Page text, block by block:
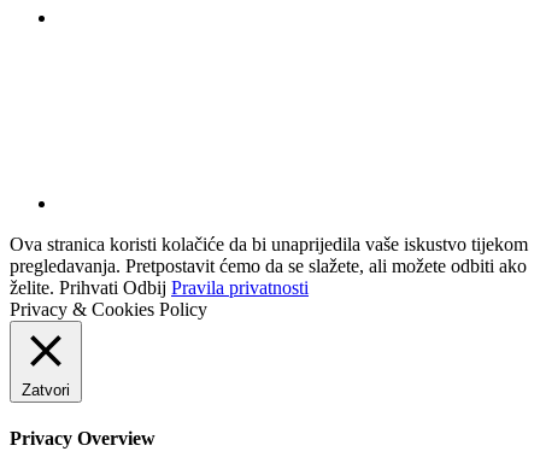
Ova stranica koristi kolačiće da bi unaprijedila vaše iskustvo tijekom
pregledavanja. Pretpostavit ćemo da se slažete, ali možete odbiti ako
želite. Prihvati Odbij Pravila privatnosti
Privacy & Cookies Policy
Zatvori
Privacy Overview